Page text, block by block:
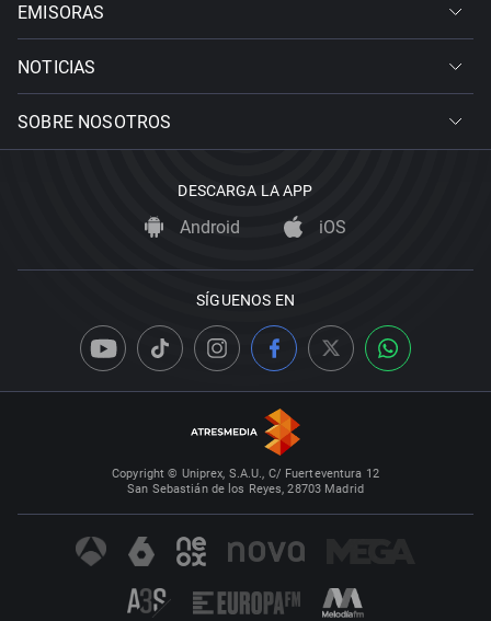
EMISORAS
NOTICIAS
SOBRE NOSOTROS
DESCARGA LA APP
Android iOS
SÍGUENOS EN
Copyright © Uniprex, S.A.U., C/ Fuerteventura 12
San Sebastián de los Reyes, 28703 Madrid